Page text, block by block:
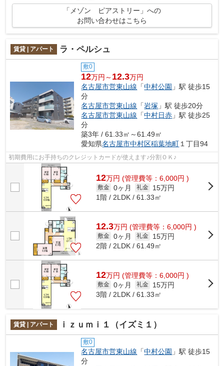
「メゾン ピアストリー」への
お問い合わせはこちら
賃貸 | アパート ラ・ペルシュ
敷0
12万円～ 12.3万円
名古屋市営東山線 「中村公園 」駅 徒歩15
分
名古屋市営東山線 「岩塚 」駅 徒歩20分
名古屋市営東山線 「中村日赤 」駅 徒歩25
分
築3年 / 61.33㎡～61.49㎡
愛知県名古屋市中村区稲葉地町１丁目94
初期費用にお手持ちのクレジットカードが使えます♪分割ＯＫ♪
12万円 (管理費等：6,000円 )
敷金 0ヶ月 礼金
15万円
1階 / 2LDK / 61.33㎡
12.3万円 (管理費等：6,000円 )
敷金 0ヶ月 礼金
15万円
2階 / 2LDK / 61.49㎡
12万円 (管理費等：6,000円 )
敷金 0ヶ月 礼金
15万円
3階 / 2LDK / 61.33㎡
賃貸 | アパート ｉｚｕｍｉ１（イズミ１）
敷0
名古屋市営東山線 「中村公園 」駅 徒歩15
分